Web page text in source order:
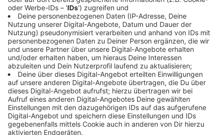
derzeit kaum noch. Die Stadt meldet aktuell sieben
Patienten, die mit positivem Test auf einer
Intensivstation behandelt werden müssen. Das
entspricht zwei Prozent der belegten Betten.
Insgesamt müssen 88 Menschen mit Covid-19 in einer
Klinik behandelt werden. Darunter sind auch Menschen
mit positivem Test, die eigentlich eine andere
Haupterkrankung haben. Allerdings werden heute drei
weitere Todesfälle im Zusammenhang mit Covid-19
gemeldet. Damit sind seit März 2020 in Düsseldorf
942 Menschen an oder mit Covid-19 verstorben.